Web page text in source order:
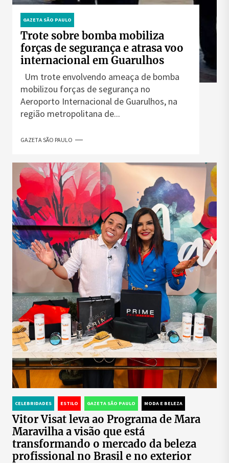
GAZETA SÃO PAULO
Trote sobre bomba mobiliza
forças de segurança e atrasa voo
internacional em Guarulhos
Um trote envolvendo ameaça de bomba
mobilizou forças de segurança no
Aeroporto Internacional de Guarulhos, na
região metropolitana de...
GAZETA SÃO PAULO
CELEBRIDADES ESTILO GAZETA SÃO PAULO MODA E BELEZA
Vitor Visat leva ao Programa de Mara
Maravilha a visão que está
transformando o mercado da beleza
profissional no Brasil e no exterior